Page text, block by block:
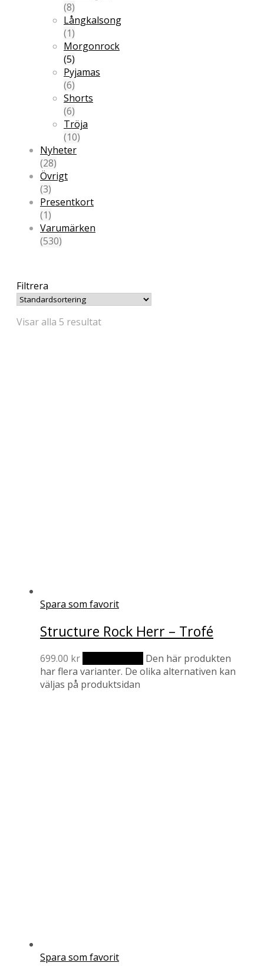
(8)
Långkalsong
(1)
Morgonrock
(5)
Pyjamas
(6)
Shorts
(6)
Tröja
(10)
Nyheter
(28)
Övrigt
(3)
Presentkort
(1)
Varumärken
(530)
Filtrera
Visar alla 5 resultat
Spara som favorit
Structure Rock Herr – Trofé
699.00 kr
Den här produkten
har flera varianter. De olika alternativen kan
väljas på produktsidan
Spara som favorit